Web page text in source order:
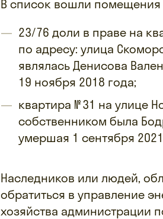
В список вошли
23/76 доли в праве на
по адресу: улица
являлась Денисова
19 ноября 2018 года;
квартира № 31 на улице
собственником была
умершая 1 сентября
Наследников или людей,
обратиться в управление
хозяйства администрации